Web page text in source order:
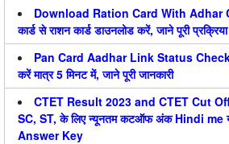
Download Ration Card With Adhar
कार्ड से राशन कार्ड डाउनलोड करें, जाने पूरी प्रक्रिया
Pan Card Aadhar Link Status
करें मात्र 5 मिनट में, जाने पूरी जानकारी
CTET Result 2023 and CTET Cut
SC, ST, के लिए न्यूनतम कटऑफ अंक Hindi me
Answer Key